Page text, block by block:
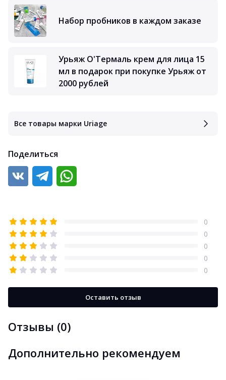
Набор пробников в каждом заказе
Урьяж О'Термаль крем для лица 15
мл в подарок при покупке Урьяж от
2000 рублей
Все товары марки Uriage
Поделиться
Отзывы (0)
0
0
0
0
0
Оставить отзыв
Дополнительно рекомендуем